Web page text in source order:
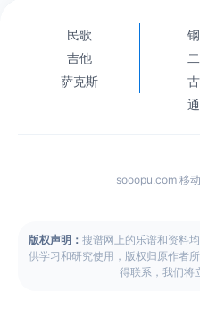
民歌
吉他
萨克斯
sooopu.com 移
版权声明： 搜谱网上的乐谱和资料
供学习和研究使用，版权归原作者
得联系，我们将